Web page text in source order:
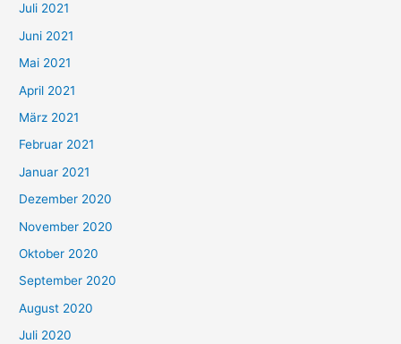
a
c
h
:
Juli 2021
Juni 2021
Mai 2021
April 2021
März 2021
Februar 2021
Januar 2021
Dezember 2020
November 2020
Oktober 2020
September 2020
August 2020
Juli 2020